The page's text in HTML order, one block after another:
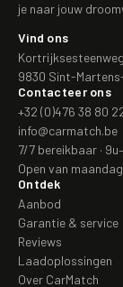
je naar jouw
Vind ons
9830 Sint-
Contacteer ons
+32 (0)476 38 80
info@carmatch.be
7/7 bereikbaar ·
Open van
Ontdek
Aanbod
Garantie & service
Reviews
Laadoplossingen
Over CarMatch